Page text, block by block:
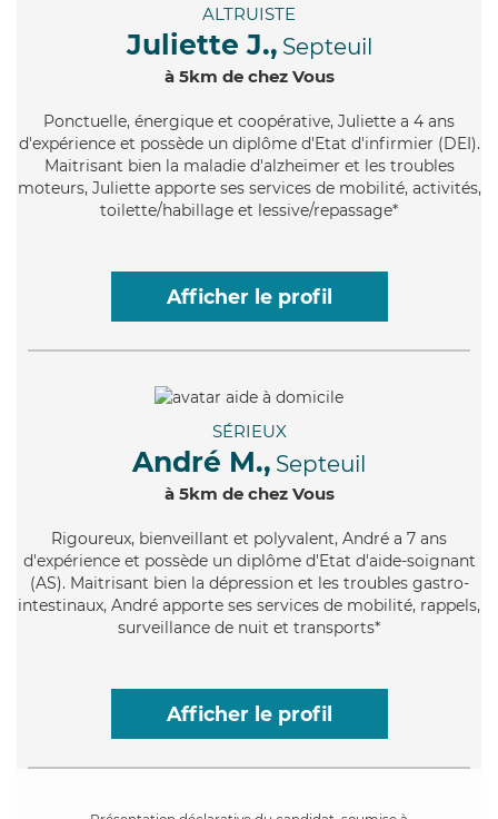
ALTRUISTE
Juliette J., Septeuil
à 5km de chez Vous
Ponctuelle, énergique et coopérative, Juliette a 4 ans
d'expérience et possède un diplôme d'Etat d'infirmier (DEI).
Maitrisant bien la maladie d'alzheimer et les troubles
moteurs, Juliette apporte ses services de mobilité, activités,
toilette/habillage et lessive/repassage*
Afficher le profil
SÉRIEUX
André M., Septeuil
à 5km de chez Vous
Rigoureux, bienveillant et polyvalent, André a 7 ans
d'expérience et possède un diplôme d'Etat d'aide-soignant
(AS). Maitrisant bien la dépression et les troubles gastro-
intestinaux, André apporte ses services de mobilité, rappels,
surveillance de nuit et transports*
Afficher le profil